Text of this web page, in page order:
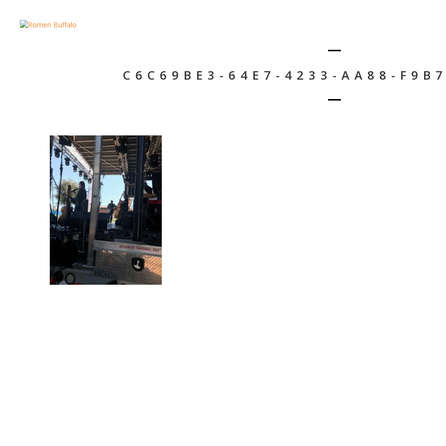
C6C69BE3-64E7-4233-AA88-